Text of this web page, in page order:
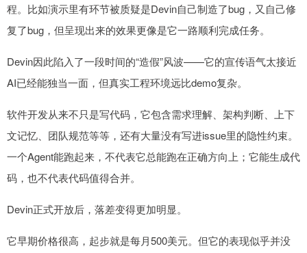
程。比如演示里有环节被质疑是Devin自己制造了bug，又自己修
复了bug，但呈现出来的效果更像是它一路顺利完成任务。
Devin因此陷入了一段时间的“造假”风波——它的宣传语气太接近
AI已经能独当一面，但真实工程环境远比demo复杂。
软件开发从来不只是写代码，它包含需求理解、架构判断、上下
文记忆、团队规范等等，还有大量没有写进issue里的隐性约束。
一个Agent能跑起来，不代表它总能跑在正确方向上；它能生成代
码，也不代表代码值得合并。
Devin正式开放后，落差变得更加明显。
它早期价格很高，起步就是每月500美元。但它的表现似乎并没